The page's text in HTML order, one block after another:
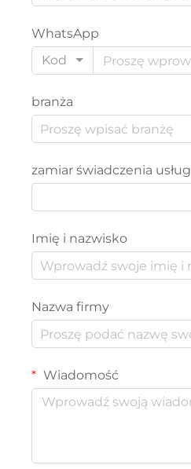
WhatsApp
Kod
branża
zamiar świadczenia usług
Imię i nazwisko
Nazwa firmy
Wiadomość